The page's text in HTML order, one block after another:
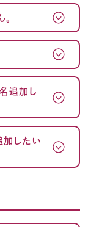
追加し
加したい